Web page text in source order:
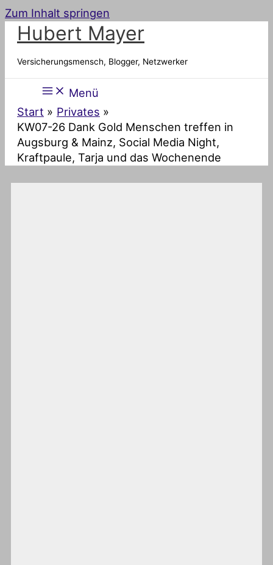
Zum Inhalt springen
Hubert Mayer
Versicherungsmensch, Blogger, Netzwerker
Menü
Start
Privates
KW07-26 Dank Gold Menschen treffen in
Augsburg & Mainz, Social Media Night,
Kraftpaule, Tarja und das Wochenende